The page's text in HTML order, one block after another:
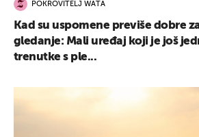
POKROVITELJ WATA
Kad su uspomene previše dobre
gledanje: Mali uređaj koji je još
trenutke s ple...